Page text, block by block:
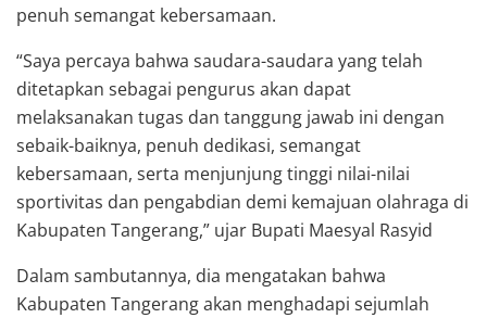
penuh semangat kebersamaan.
“Saya percaya bahwa saudara-saudara yang telah
ditetapkan sebagai pengurus akan dapat
melaksanakan tugas dan tanggung jawab ini dengan
sebaik-baiknya, penuh dedikasi, semangat
kebersamaan, serta menjunjung tinggi nilai-nilai
sportivitas dan pengabdian demi kemajuan olahraga di
Kabupaten Tangerang,” ujar Bupati Maesyal Rasyid
Dalam sambutannya, dia mengatakan bahwa
Kabupaten Tangerang akan menghadapi sejumlah